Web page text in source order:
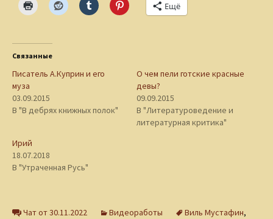
Ещё
Связанные
Писатель А.Куприн и его
муза
03.09.2015
В "В дебрях книжных полок"
О чем пели готские красные
девы?
09.09.2015
В "Литературоведение и
литературная критика"
Ирий
18.07.2018
В "Утраченная Русь"
Чат от 30.11.2022 Видеоработы Виль Мустафин,